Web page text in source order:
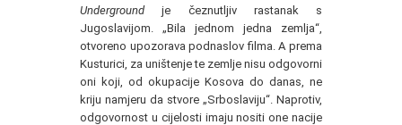
Undergroundje čeznutljiv rastanak s
Jugoslavijom. „Bila jednom jedna zemlja“,
otvoreno upozorava podnaslov filma. A prema
Kusturici, za uništenje te zemlje nisu odgovorni
oni koji, od okupacije Kosova do danas, ne
kriju namjeru da stvore „Srboslaviju“. Naprotiv,
odgovornost u cijelosti imaju nositi one nacije